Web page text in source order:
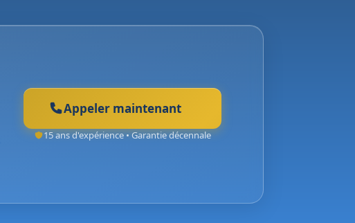
Appeler maintenant
15 ans d'expérience • Garantie décennale